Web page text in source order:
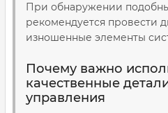
При обнаружении
рекомендуется провести
изношенные элементы
Почему важно
качественные
управления